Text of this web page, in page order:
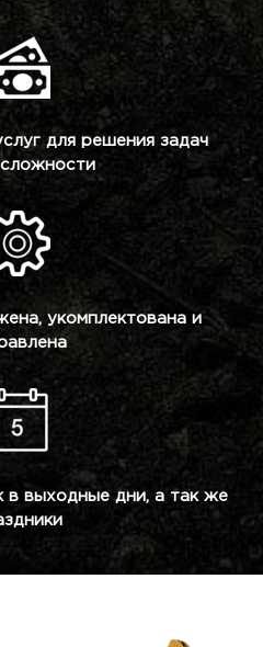
для решения задач
укомплектована и
в выходные дни, а так же